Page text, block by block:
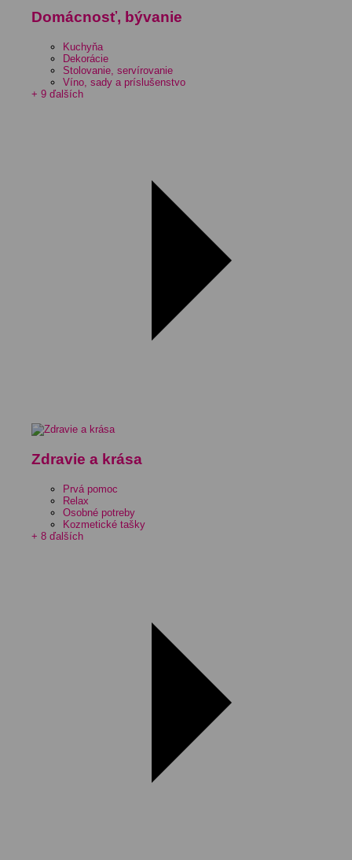
Domácnosť, bývanie
Kuchyňa
Dekorácie
Stolovanie, servírovanie
Víno, sady a príslušenstvo
+ 9 ďalších
Zdravie a krása
Prvá pomoc
Relax
Osobné potreby
Kozmetické tašky
+ 8 ďalších